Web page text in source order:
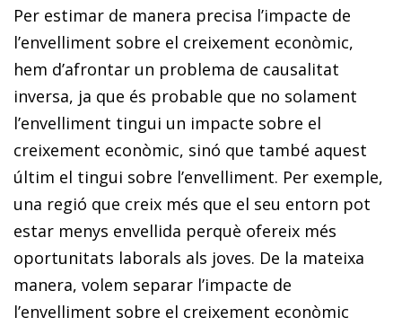
Per estimar de manera precisa l’impacte de
l’envelliment sobre el creixement econòmic,
hem d’afrontar un problema de causalitat
inversa, ja que és probable que no solament
l’envelliment tingui un impacte sobre el
creixement econòmic, sinó que també aquest
últim el tingui sobre l’envelliment. Per exemple,
una regió que creix més que el seu entorn pot
estar menys envellida perquè ofereix més
oportunitats laborals als joves. De la mateixa
manera, volem separar l’impacte de
l’envelliment sobre el creixement econòmic